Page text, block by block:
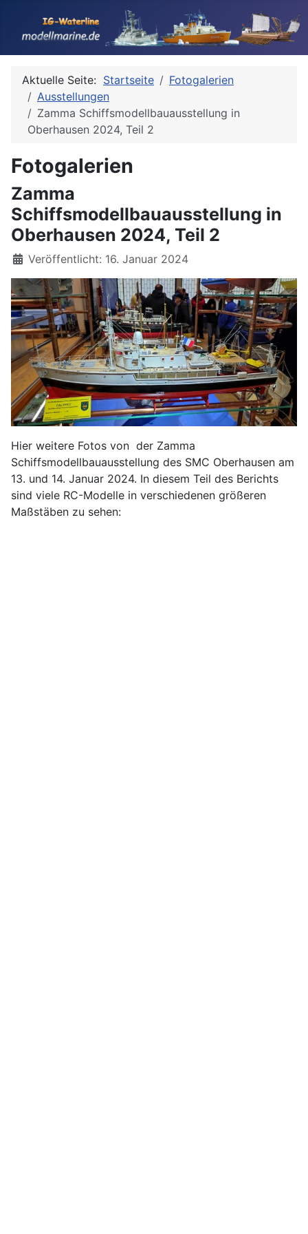
Aktuelle Seite: Startseite
Fotogalerien
Ausstellungen
Zamma Schiffsmodellbauausstellung in
Oberhausen 2024, Teil 2
Fotogalerien
Zamma
Schiffsmodellbauausstellung in
Oberhausen 2024, Teil 2
Details
Veröffentlicht: 16. Januar 2024
Hier weitere Fotos von der Zamma
Schiffsmodellbauausstellung des SMC Oberhausen am
13. und 14. Januar 2024. In diesem Teil des Berichts
sind viele RC-Modelle in verschiedenen größeren
Maßstäben zu sehen: